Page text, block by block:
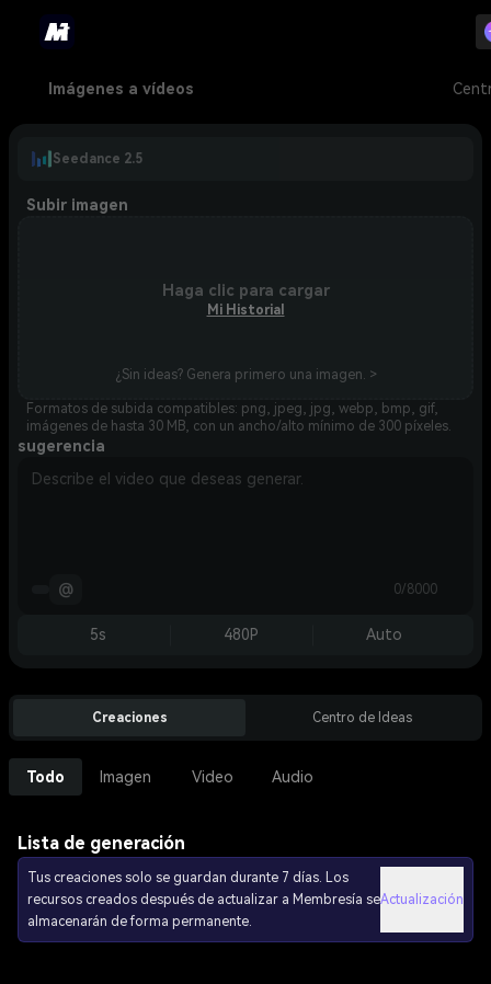
Imágenes a vídeos
Seedance 2.5
Subir imagen
Haga clic para cargar
Mi Historial
¿Sin ideas? Genera primero una imagen. >
Formatos de subida compatibles: png, jpeg, jpg, webp, bmp, gif,
imágenes de hasta 30 MB, con un ancho/alto mínimo de 300 píxeles.
sugerencia
@ 0/8000
5s 480P Auto
Creaciones Centro de Ideas
Todo Imagen Video Audio
Lista de generación
Tus creaciones solo se guardan durante 7 días. Los
recursos creados después de actualizar a Membresía se
almacenarán de forma permanente.
Actualización